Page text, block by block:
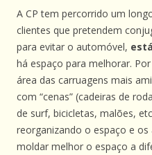
A CP tem percorrido um
clientes que pretendem
para evitar o automóvel,
há espaço para melhorar.
área das carruagens mais
com “cenas” (cadeiras de
de surf, bicicletas, malões,
reorganizando o espaço e
moldar melhor o espaço a